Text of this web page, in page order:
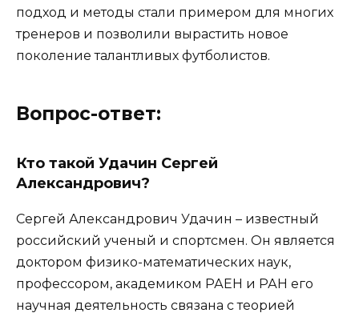
подход и методы стали примером для многих
тренеров и позволили вырастить новое
поколение талантливых футболистов.
Вопрос-ответ:
Кто такой Удачин Сергей
Александрович?
Сергей Александрович Удачин – известный
российский ученый и спортсмен. Он является
доктором физико-математических наук,
профессором, академиком РАЕН и РАН его
научная деятельность связана с теорией